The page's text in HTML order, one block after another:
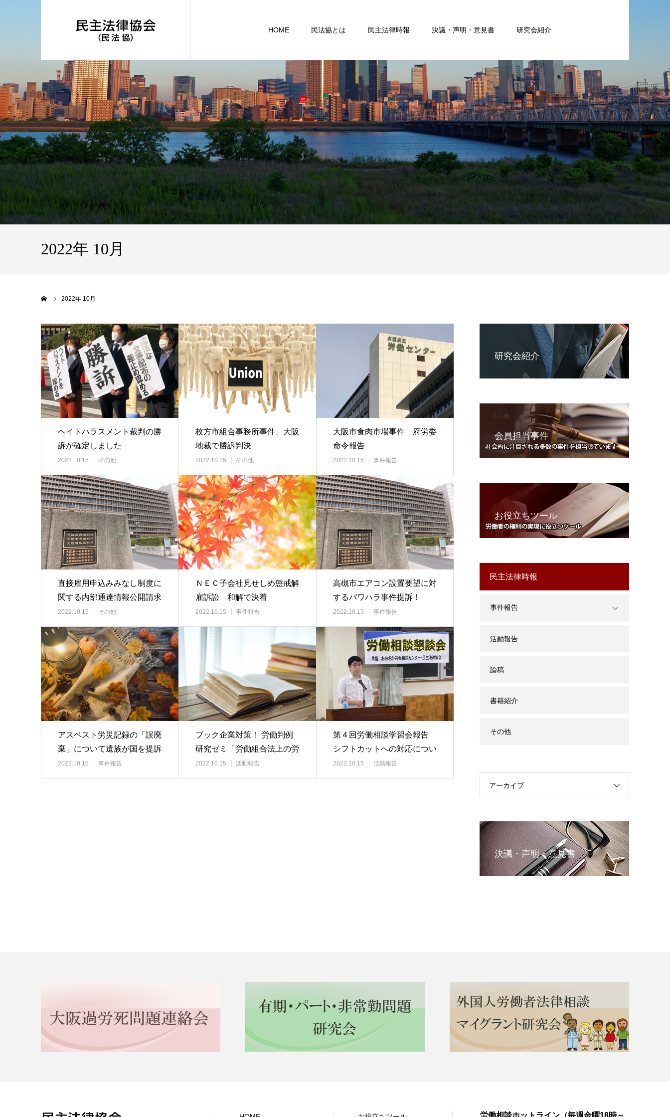
HOME 民法協とは 民主法律時報 決議・声明・意見書 研究会紹介
2022年 10月
2022年 10月
ヘイトハラスメント裁判の勝
訴が確定しました
2022.10.15 その他
枚方市組合事務所事件、大阪
地裁で勝訴判決
2022.10.15 その他
大阪市食肉市場事件 府労委
命令報告
2022.10.15 事件報告
直接雇用申込みみなし制度に
関する内部通達情報公開請求
訴訟 大阪地裁判…
2022.10.15 その他
ＮＥＣ子会社見せしめ懲戒解
雇訴訟 和解で決着
2022.10.15 事件報告
高槻市エアコン設置要望に対
するパワハラ事件提訴！
2022.10.15 事件報告
アスベスト労災記録の「誤廃
棄」について遺族が国を提訴
2022.10.15 事件報告
ブック企業対策！ 労働判例
研究ゼミ「労働組合法上の労
働者性」
2022.10.15 活動報告
第４回労働相談学習会報告
シフトカットへの対応につい
て～契約時に労働…
2022.10.15 活動報告
研究会紹介
会員担当事件
お役立ちツール
民主法律時報
事件報告
活動報告
論稿
書籍紹介
その他
アーカイブ
決議・声明・意見書
労働相談ホットライン（毎週金曜18時～